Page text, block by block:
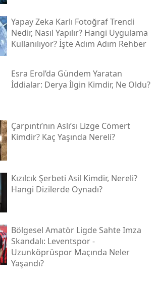
Yapay Zeka Karlı Fotoğraf Trendi
Nedir, Nasıl Yapılır? Hangi Uygulama
Kullanılıyor? İşte Adım Adım Rehber
Esra Erol’da Gündem Yaratan
İddialar: Derya İlgin Kimdir, Ne Oldu?
Çarpıntı’nın Aslı’sı Lizge Cömert
Kimdir? Kaç Yaşında Nereli?
Kızılcık Şerbeti Asil Kimdir, Nereli?
Hangi Dizilerde Oynadı?
Bölgesel Amatör Ligde Sahte Imza
Skandalı: Leventspor -
Uzunköprüspor Maçında Neler
Yaşandı?